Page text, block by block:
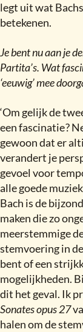
legt uit wat Bachs
betekenen.
Je bent nu aan je
Partita’s. Wat
‘eeuwig’ mee
‘Om gelijk de
een fascinatie?
gewoon dat er
verandert je
gevoel voor
alle goede
Bach is de
maken die zo
meerstemmige
stemvoering in
bent of een
mogelijkheden.
dit het geval. Ik
Sonates opus 27
halen om de